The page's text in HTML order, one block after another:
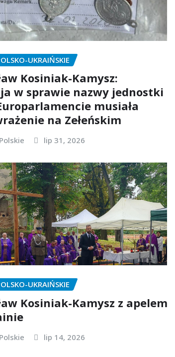
UKRAIŃSKIE
Kosiniak-Kamysz:
w sprawie nazwy jednostki
musiała
na Zełeńskim
lip 31, 2026
UKRAIŃSKIE
Kosiniak-Kamysz z apelem
lip 14, 2026